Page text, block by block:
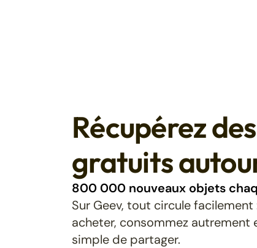
Récupérez
gratuits
800 000 nouveaux objets
Sur Geev, tout circule
acheter, consommez autrement
simple de partager.